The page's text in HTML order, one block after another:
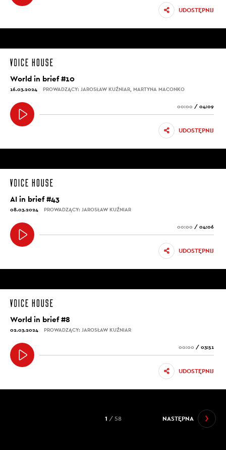
UDOSTĘPNIJ
World in brief #10
16.03.2024 PROWADZĄCY: JAROSŁAW KUŹNIAR, MARTYNA MACONKO
00:00 / 04:09
UDOSTĘPNIJ
AI in brief #43
08.03.2024 PROWADZĄCY: JAROSŁAW KUŹNIAR
00:00 / 04:06
UDOSTĘPNIJ
World in brief #8
02.03.2024 PROWADZĄCY: JAROSŁAW KUŹNIAR
00:00 / 03:51
UDOSTĘPNIJ
NASTĘPNA
1 / 58